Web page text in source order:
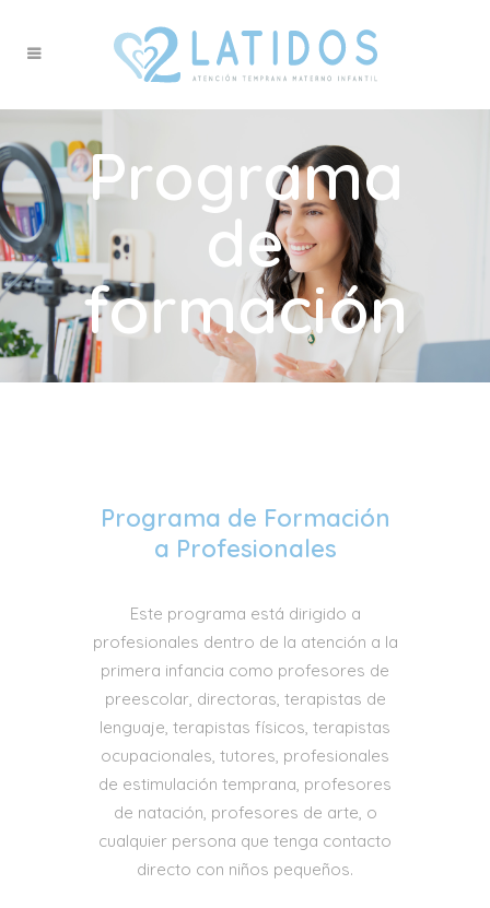
Programa
de
formación
Programa de Formación
a Profesionales
Este programa está dirigido a
profesionales dentro de la atención a la
primera infancia como profesores de
preescolar, directoras, terapistas de
lenguaje, terapistas físicos, terapistas
ocupacionales, tutores, profesionales
de estimulación temprana, profesores
de natación, profesores de arte, o
cualquier persona que tenga contacto
directo con niños pequeños.